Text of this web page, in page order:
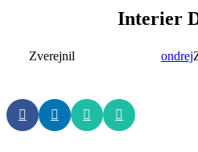
Interier
Zverejnil ondrej